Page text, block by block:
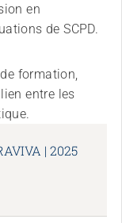
en
de SCPD.
formation,
entre les
| 2025